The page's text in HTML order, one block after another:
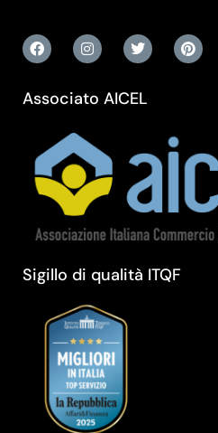
Associato AICEL
Sigillo di qualità ITQF